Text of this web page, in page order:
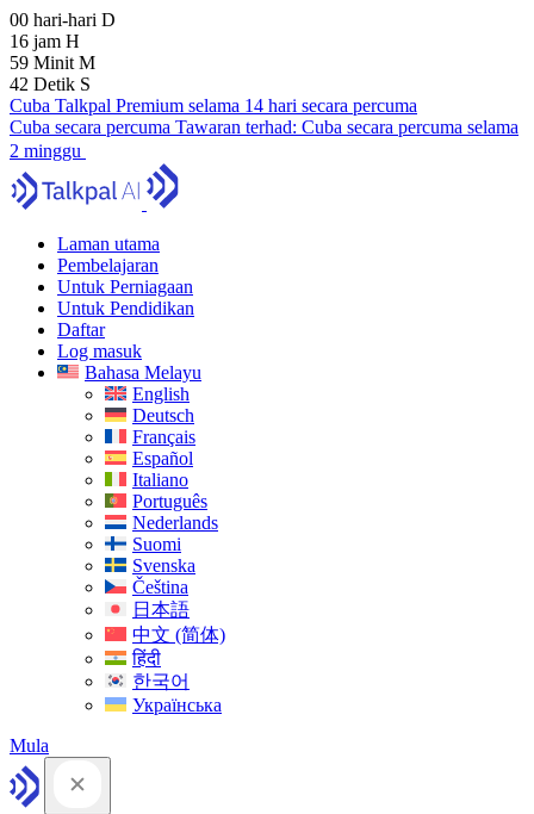
00 hari-hari D
16 jam H
59 Minit M
41 Detik S
Cuba Talkpal Premium selama 14 hari secara percuma
Cuba secara percuma Tawaran terhad: Cuba secara percuma selama
2 minggu
Laman utama
Pembelajaran
Untuk Perniagaan
Untuk Pendidikan
Daftar
Log masuk
Bahasa Melayu
English
Deutsch
Français
Español
Italiano
Português
Nederlands
Suomi
Svenska
Čeština
日本語
中文 (简体)
हिंदी
한국어
Українська
Mula